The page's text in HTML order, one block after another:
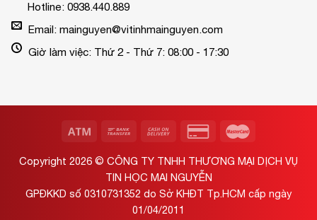
Hotline: 0938.440.889
Email: mainguyen@vitinhmainguyen.com
Giờ làm việc: Thứ 2 - Thứ 7: 08:00 - 17:30
Copyright 2026 © CÔNG TY TNHH THƯƠNG MẠI DỊCH VỤ
TIN HỌC MAI NGUYỄN
GPĐKKD số 0310731352 do Sở KHĐT Tp.HCM cấp ngày
01/04/2011